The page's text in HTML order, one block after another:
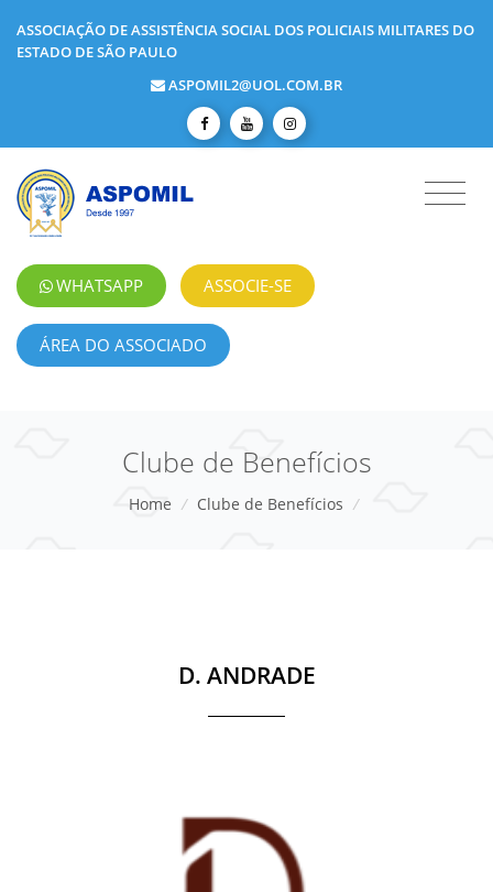
ASSOCIAÇÃO DE ASSISTÊNCIA SOCIAL DOS POLICIAIS MILITARES DO
ESTADO DE SÃO PAULO
ASPOMIL2@UOL.COM.BR
WHATSAPP ASSOCIE-SE
ÁREA DO ASSOCIADO
Clube de Benefícios
Home / Clube de Benefícios /
D. ANDRADE